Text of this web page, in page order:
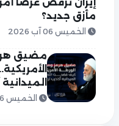
مأزق جديد؟
الخميس 06 آب 2026
مضيق
الخميس 06 آب 2026